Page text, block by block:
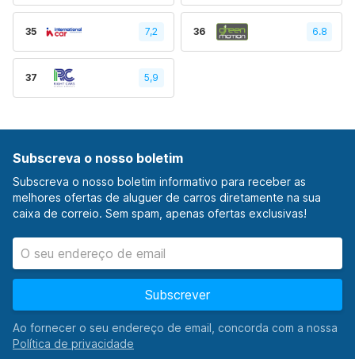
35 7,2 36 6.8
37 5,9
Subscreva o nosso boletim
Subscreva o nosso boletim informativo para receber as
melhores ofertas de aluguer de carros diretamente na sua
caixa de correio. Sem spam, apenas ofertas exclusivas!
Subscrever
Ao fornecer o seu endereço de email, concorda com a nossa